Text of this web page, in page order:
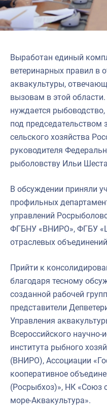
Выработан единый
ветеринарных правил в
аквакультуры,
вызовам в этой
нуждается
под председательством
сельского хозяйства
руководителя
рыболовству Ильи
В обсуждении приняли
профильных
управлений
ФГБНУ «ВНИРО», ФГБУ
отраслевых
Прийти к
благодаря тесному
созданной рабочей
представители
Управления
Всероссийского научно-
института рыбного
(ВНИРО), Ассоциации
кооперативное
(Росрыбхоз)», НК «Союз
море-Аквакультура».